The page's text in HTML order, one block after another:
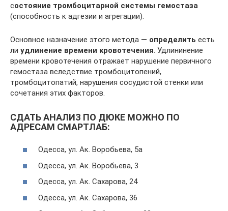
состояние тромбоцитарной системы гемостаза
(способность к адгезии и агрегации).
Основное назначение этого метода — определить есть
ли удлинение времени кровотечения . Удлининение
времени кровотечения отражает нарушение первичного
гемостаза вследствие тромбоцитопений,
тромбоцитопатий, нарушения сосудистой стенки или
сочетания этих факторов.
СДАТЬ АНАЛИЗ ПО ДЮКЕ МОЖНО ПО
АДРЕСАМ СМАРТЛАБ:
Одесса, ул. Ак. Воробьева, 5а
Одесса, ул. Ак. Воробьева, 3
Одесса, ул. Ак. Сахарова, 24
Одесса, ул. Ак. Сахарова, 36